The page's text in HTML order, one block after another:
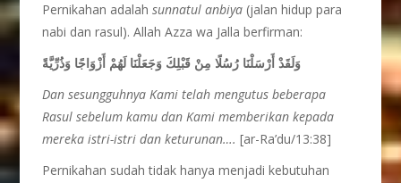
Pernikahan adalahsunnatul anbiya (jalan hidup para
nabi dan rasul). Allah Azza wa Jalla berfirman:
وَلَقَدْ أَرْسَلْنَا رُسُلًا مِنْ قَبْلِكَ وَجَعَلْنَا لَهُمْ أَزْوَاجًا وَذُرِّيَّةً
Dan sesungguhnya Kami telah mengutus beberapa
Rasul sebelum kamu dan Kami memberikan kepada
mereka istri-istri dan keturunan…. [ar-Ra’du/13:38]
Pernikahan sudah tidak hanya menjadi kebutuhan